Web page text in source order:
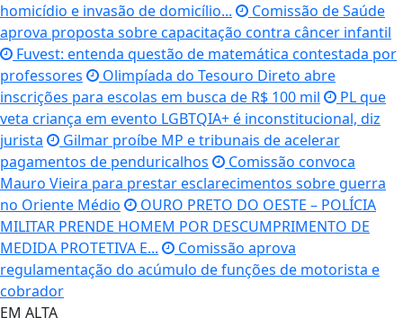
homicídio e invasão de domicílio...
Comissão de Saúde
aprova proposta sobre capacitação contra câncer infantil
Fuvest: entenda questão de matemática contestada por
professores
Olimpíada do Tesouro Direto abre
inscrições para escolas em busca de R$ 100 mil
PL que
veta criança em evento LGBTQIA+ é inconstitucional, diz
jurista
Gilmar proíbe MP e tribunais de acelerar
pagamentos de penduricalhos
Comissão convoca
Mauro Vieira para prestar esclarecimentos sobre guerra
no Oriente Médio
OURO PRETO DO OESTE – POLÍCIA
MILITAR PRENDE HOMEM POR DESCUMPRIMENTO DE
MEDIDA PROTETIVA E...
Comissão aprova
regulamentação do acúmulo de funções de motorista e
cobrador
EM ALTA